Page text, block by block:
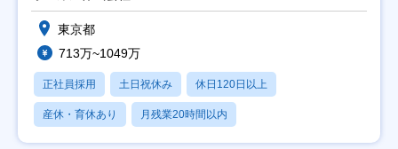
東京都
713万~1049万
正社員採用 土日祝休み 休日120日以上
産休・育休あり 月残業20時間以内